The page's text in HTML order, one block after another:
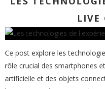
LIVE
Ce post explore les
rôle crucial des smartphones
artificielle et des objets